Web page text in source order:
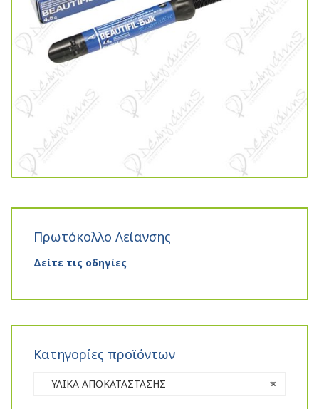
Πρωτόκολλο Λείανσης
Δείτε τις οδηγίες
Κατηγορίες προϊόντων
×
ΥΛΙΚΑ ΑΠΟΚΑΤΑΣΤΑΣΗΣ